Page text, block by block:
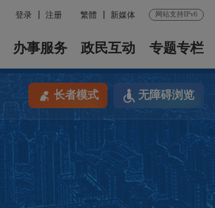
登录 注册 繁體 新媒体 网站支持IPv6
办事服务 政民互动 专题专栏
长者模式 无障碍浏览